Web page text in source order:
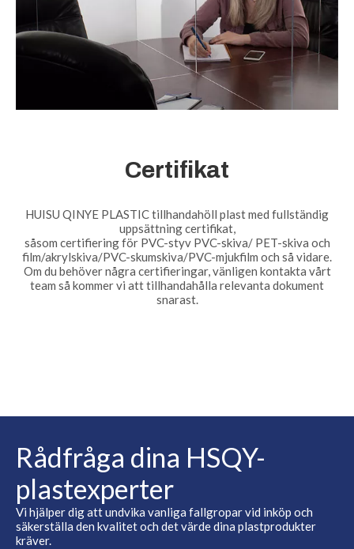
Certifikat
HUISU QINYE PLASTIC tillhandahöll plast med fullständig
uppsättning certifikat,
såsom certifiering för PVC-styv PVC-skiva/ PET-skiva och
film/akrylskiva/PVC-skumskiva/PVC-mjukfilm och så vidare.
Om du behöver några certifieringar, vänligen kontakta vårt
team så kommer vi att tillhandahålla relevanta dokument
snarast.
Rådfråga dina HSQY-
plastexperter
Vi hjälper dig att undvika vanliga fallgropar vid inköp och
säkerställa den kvalitet och det värde dina plastprodukter
kräver.